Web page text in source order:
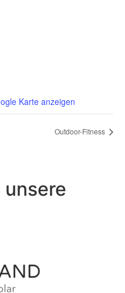
Karte anzeigen
Outdoor-Fitness
unsere